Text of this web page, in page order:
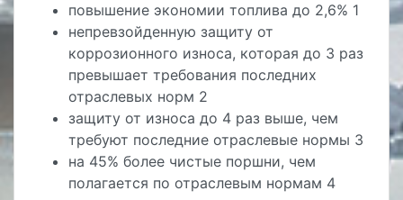
повышение экономии топлива до 2,6% 1
непревзойденную защиту от
коррозионного износа, которая до 3 раз
превышает требования последних
отраслевых норм 2
защиту от износа до 4 раз выше, чем
требуют последние отраслевые нормы 3
на 45% более чистые поршни, чем
полагается по отраслевым нормам 4